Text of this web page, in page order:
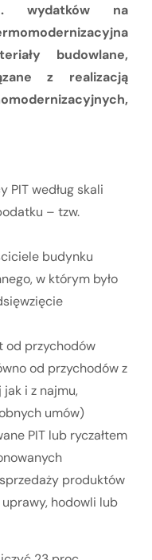
wydatków na
budowlane,
z realizacją
PIT według skali
– tzw.
budynku
w którym było
od przychodów
od przychodów z
i z najmu,
umów)
PIT lub ryczałtem
produktów
uprawy, hodowli lub